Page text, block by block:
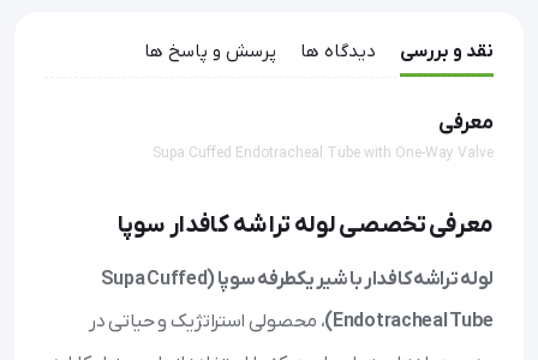
نقد و بررسی دیدگاه ها پرسش و پاسخ ها
معرفی
Supa Cuffed Endotracheal Tube with One-Way Valve
معرفی تخصصی لوله تراشه کافدار سوپا
لوله تراشه کافدار با شیر یکطرفه سوپا (Supa Cuffed
Endotracheal Tube) ، محصولی استراتژیک و حیاتی در